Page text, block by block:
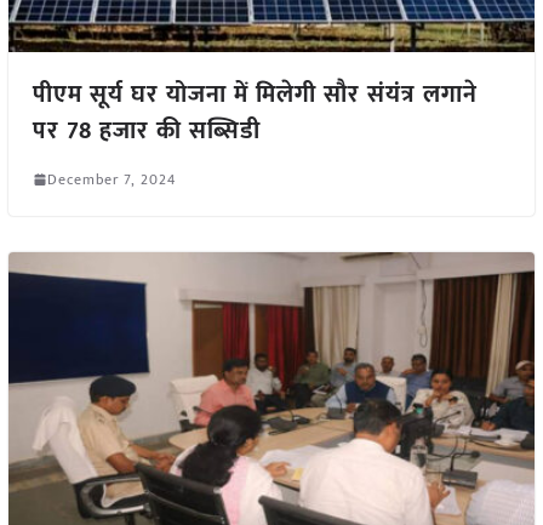
पीएम सूर्य घर योजना में मिलेगी सौर संयंत्र लगाने
पर 78 हजार की सब्सिडी
December 7, 2024